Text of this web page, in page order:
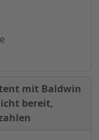
mit Baldwin
bereit,